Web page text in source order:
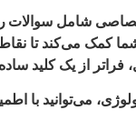
شامل سوالات
کمک می‌کند تا
از یک کلید
، می‌توانید با